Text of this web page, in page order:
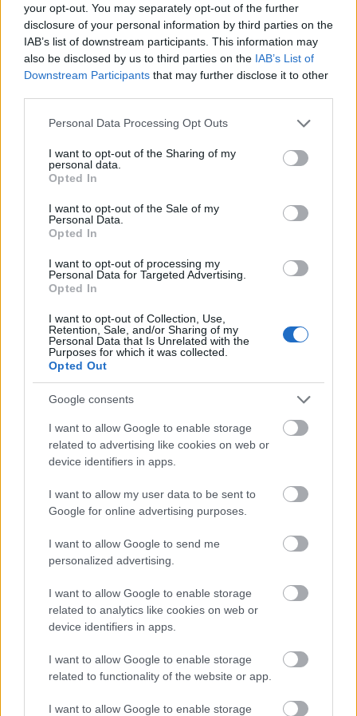
your opt-out. You may separately opt-out of the further
disclosure of your personal information by third parties on the
IAB’s list of downstream participants. This information may
also be disclosed by us to third parties on the IAB’s List of
Downstream Participants that may further disclose it to other
Please note that this website/app uses one or more Google
not limited to your visit or usage behaviour. You may click to
grant or deny consent to Google and its third-party tags to
use your data for below specified purposes in below Google
consent section.
Personal Data Processing Opt Outs
I want to opt-out of the Sharing of my
personal data.
Opted In
I want to opt-out of the Sale of my
Personal Data.
Opted In
I want to opt-out of processing my
Personal Data for Targeted Advertising.
Opted In
I want to opt-out of Collection, Use,
Retention, Sale, and/or Sharing of my
Personal Data that Is Unrelated with the
Purposes for which it was collected.
Opted Out
Google consents
I want to allow Google to enable storage
related to advertising like cookies on web or
device identifiers in apps.
I want to allow my user data to be sent to
Google for online advertising purposes.
I want to allow Google to send me
personalized advertising.
I want to allow Google to enable storage
related to analytics like cookies on web or
device identifiers in apps.
I want to allow Google to enable storage
related to functionality of the website or app.
I want to allow Google to enable storage
Bruksvallarna tillsammans med några av
Sveriges bästa skidåkarne, bland annat Robin
Bryntesson, Anders Södergren, Ida
Ingemarsdotter och Charlotte Kalla.
Prenumerera på vårt nyhetsbrev
MEST LÄSTA
Resul
SM
50 km
11.0
4.20
Harsa
Ski
Marat
on
rekor
d
SVERIGE
01.0
2.20
isarna
ger ut
kalen
för
sin
de
vän
RUNT
02.0
n
Sares
anläg
gning
FLER ARTIKLAR